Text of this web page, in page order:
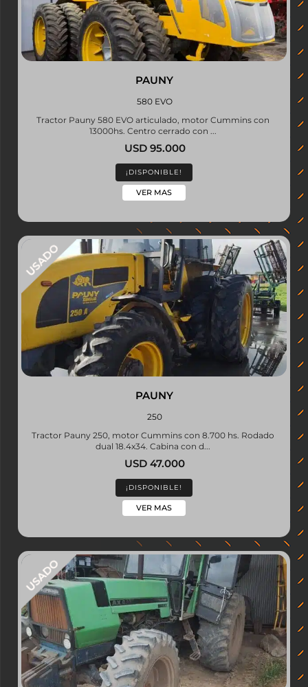
PAUNY
580 EVO
Tractor Pauny 580 EVO articulado, motor Cummins con
13000hs. Centro cerrado con ...
USD 95.000
¡DISPONIBLE!
VER MAS
PAUNY
250
Tractor Pauny 250, motor Cummins con 8.700 hs. Rodado
dual 18.4x34. Cabina con d...
USD 47.000
¡DISPONIBLE!
VER MAS